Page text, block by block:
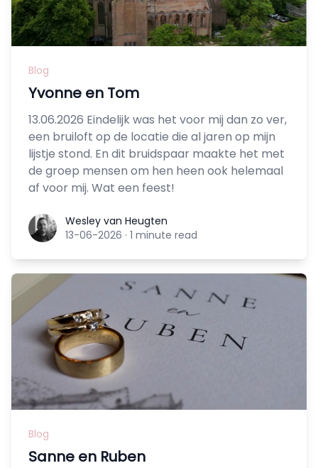
Blog
Yvonne en Tom
13.06.2026 Eindelijk was het voor mij dan zo ver,
een bruiloft op de locatie die al jaren op mijn
lijstje stond. En dit bruidspaar maakte het met
de groep mensen om hen heen ook helemaal
af voor mij. Wat een feest!
Wesley van Heugten
Wesley van Heugten
13-06-2026 · 1 minute read
Blog
Sanne en Ruben